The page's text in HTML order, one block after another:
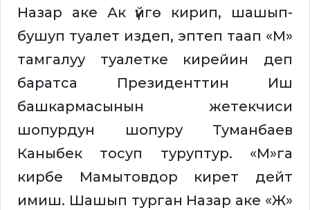
Назар аке Ак үйгө кирип, шашып-
бушуп туалет издеп, эптеп таап «М»
тамгалуу туалетке кирейин деп
баратса Президенттин Иш
башкармасынын жетекчиси
шопурдун шопуру Туманбаев
Каныбек тосуп туруптур. «М»га
кирбе Мамытовдор кирет дейт
имиш. Шашып турган Назар аке «Ж»